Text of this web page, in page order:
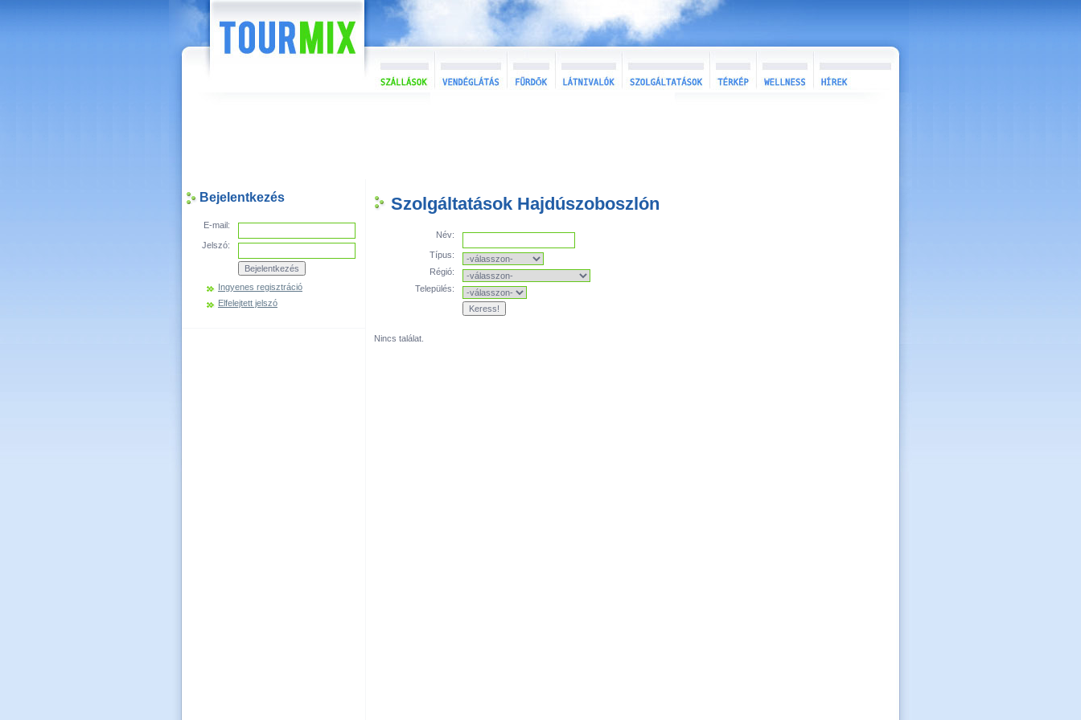
Bejelentkezés
E-mail:
Jelszó:
Ingyenes regisztráció
Elfelejtett jelszó
Szolgáltatások Hajdúszoboszlón
Név:
Típus:
Régió:
Település:
Nincs találat.